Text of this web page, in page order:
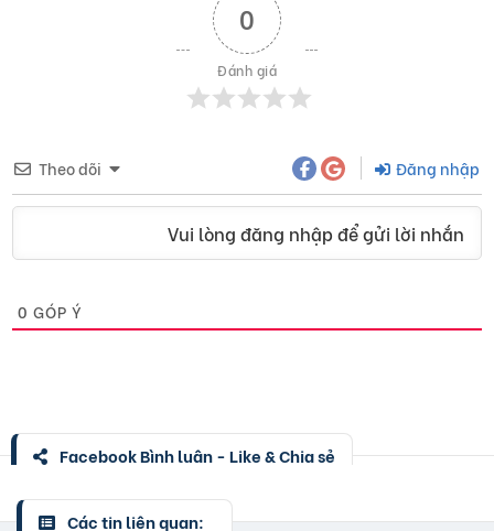
0
Đánh giá
Theo dõi Đăng nhập
Vui lòng đăng nhập để gửi lời nhắn
0 GÓP Ý
Facebook Bình luận - Like & Chia sẻ
Các tin liên quan: